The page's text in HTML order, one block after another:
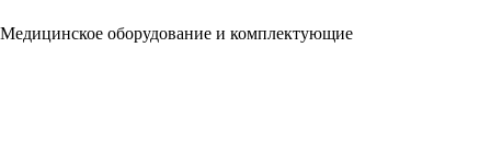
Медицинское оборудование и комплектующие